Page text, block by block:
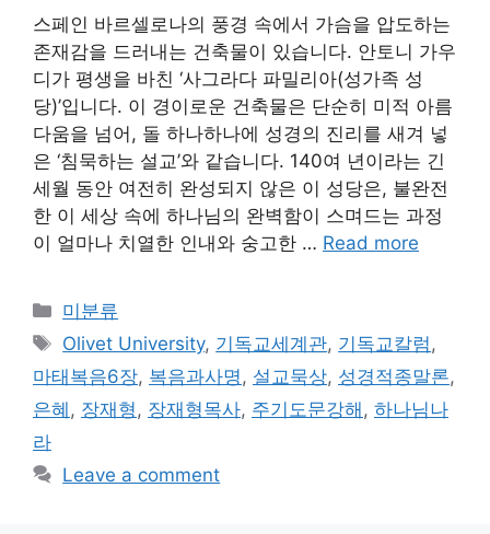
스페인 바르셀로나의 풍경 속에서 가슴을 압도하는
존재감을 드러내는 건축물이 있습니다. 안토니 가우
디가 평생을 바친 ‘사그라다 파밀리아(성가족 성
당)’입니다. 이 경이로운 건축물은 단순히 미적 아름
다움을 넘어, 돌 하나하나에 성경의 진리를 새겨 넣
은 ‘침묵하는 설교’와 같습니다. 140여 년이라는 긴
세월 동안 여전히 완성되지 않은 이 성당은, 불완전
한 이 세상 속에 하나님의 완벽함이 스며드는 과정
이 얼마나 치열한 인내와 숭고한 … Read more
Categories
미분류
Tags
Olivet University, 기독교세계관, 기독교칼럼 ,
마태복음6장, 복음과사명 , 설교묵상, 성경적종말론,
은혜 , 장재형 , 장재형목사, 주기도문강해 , 하나님나
라
Leave a comment